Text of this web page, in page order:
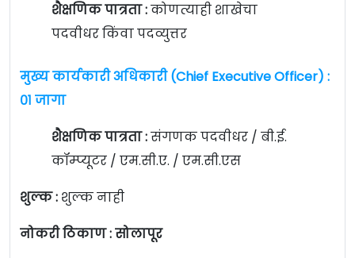
शैक्षणिक पात्रता :कोणत्याही शाखेचा
पदवीधर किंवा पदव्युत्तर
मुख्य कार्यकारी अधिकारी (Chief Executive Officer) :
०१ जागा
शैक्षणिक पात्रता :संगणक पदवीधर / बी.ई.
कॉम्प्यूटर / एम.सी.ए. / एम.सी.एस
शुल्क : शुल्क नाही
नोकरी ठिकाण : सोलापूर